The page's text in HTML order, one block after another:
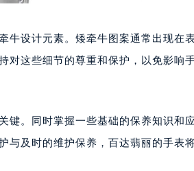
室（需提前预约）
需提前预约）
提前预约）
（需提前预约）
牛设计元素。矮牵牛图案通常出现在
对这些细节的尊重和保护，以免影响
键。同时掌握一些基础的保养知识和
与及时的维护保养，百达翡丽的手表